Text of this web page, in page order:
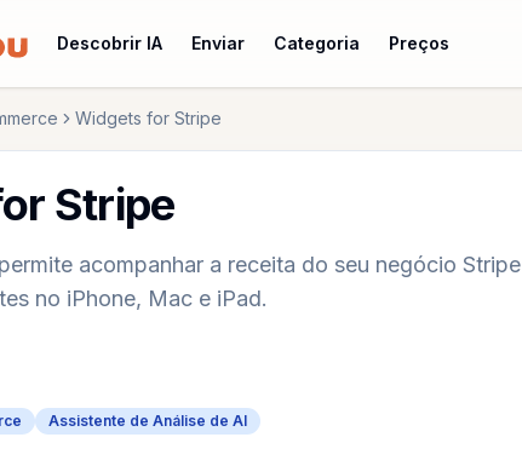
Descobrir IA Enviar Categoria Preços
Widgets for Stripe
Stripe
acompanhar a receita do seu negócio Stripe
no iPhone, Mac e iPad.
Assistente de Análise de AI